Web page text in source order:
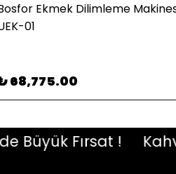
Ekmek Dilimleme
01
68,775.00
Fırsat ! Kahve